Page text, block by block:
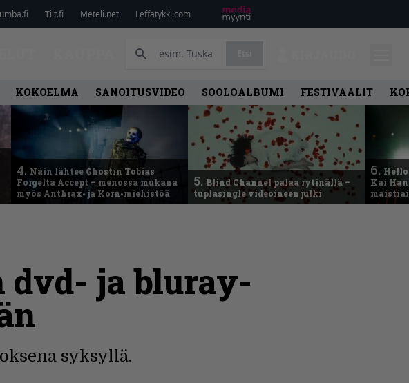
Tilt.fi Meteli.net Leffatykki.com
KOKOELMA SANOITUSVIDEO SOOLOALBUMI FESTIVAALIT
4. Näin lähtee Ghostin Tobias
Forgelta Accept – menossa mukana
myös Anthrax- ja Korn-miehistöä
5. Blind Channel palaa rytinällä –
tuplasingle videoineen julki
6.
Kai
dvd- ja bluray-
syksyllä.